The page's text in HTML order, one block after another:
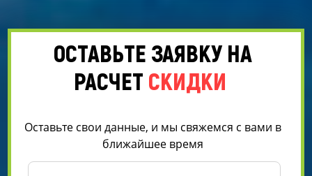
ОСТАВЬТЕ ЗАЯВКУ НА
РАСЧЕТ СКИДКИ
Оставьте свои данные, и мы свяжемся с вами в
ближайшее время